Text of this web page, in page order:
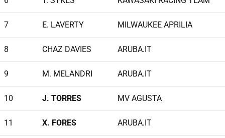
7 E. LAVERTY MILWAUKEE APRILIA
8 CHAZ DAVIES ARUBA.IT
9 M. MELANDRI ARUBA.IT
10 J. TORRES MV AGUSTA
11 X. FORES ARUBA.IT